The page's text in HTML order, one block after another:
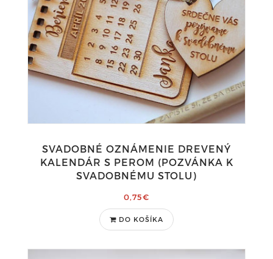
SVADOBNÉ OZNÁMENIE DREVENÝ
KALENDÁR S PEROM (POZVÁNKA K
SVADOBNÉMU STOLU)
0,75€
DO KOŠÍKA